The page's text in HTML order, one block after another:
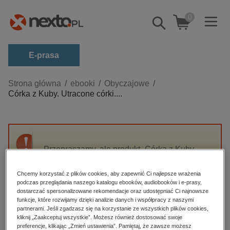
Pokaż/schowaj
wyszukiwarkę
0
E-prasa
Kategorie
Zobacz wszystkie E-prasa
budownictwo, aranżacja wnętrz
darmowe wydania
edukacja
hobby, sport, rozrywka
komputery, internet, technologie, informatyka
Strona główna ebooki
Obyczajowe
Córka z Kuby. Utracone córki....
Przepraszamy, ale produkt „Córka z Kuby.
High-contrast mode
Polecane
Chcemy korzystać z plików cookies, aby zapewnić Ci najlepsze wrażenia
podczas przeglądania naszego katalogu ebooków, audiobooków i e-prasy,
dostarczać spersonalizowane rekomendacje oraz udostępniać Ci najnowsze
funkcje, które rozwijamy dzięki analizie danych i współpracy z naszymi
partnerami. Jeśli zgadzasz się na korzystanie ze wszystkich plików cookies,
kliknij „Zaakceptuj wszystkie”. Możesz również dostosować swoje
preferencje, klikając „Zmień ustawienia”. Pamiętaj, że zawsze możesz